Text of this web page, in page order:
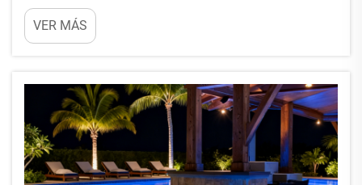
pueden sentarse. Es un centro de ingresos
independiente. Cuando se diseña correctamente,
los clientes están más que dispuestos a pagar una
aquí está el detalle: usted puede...
VER MÁS